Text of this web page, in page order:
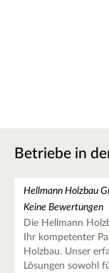
Betriebe in
Hellmann Holzbau
Keine Bewertungen
Die Hellmann
Ihr kompetenter
Holzbau. Unser
Lösungen sowohl